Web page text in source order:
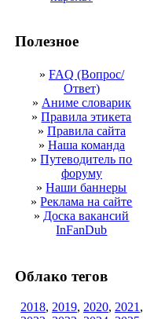
Полезное
» FAQ (Вопрос/
Ответ)
» Аниме словарик
»Правила этикета
» Правила сайта
» Наша команда
»Путеводитель по
форуму
»Наши баннеры
»Реклама на сайте
» Доска вакансий
InFanDub
Облако тегов
2018, 2019, 2020, 2021 ,